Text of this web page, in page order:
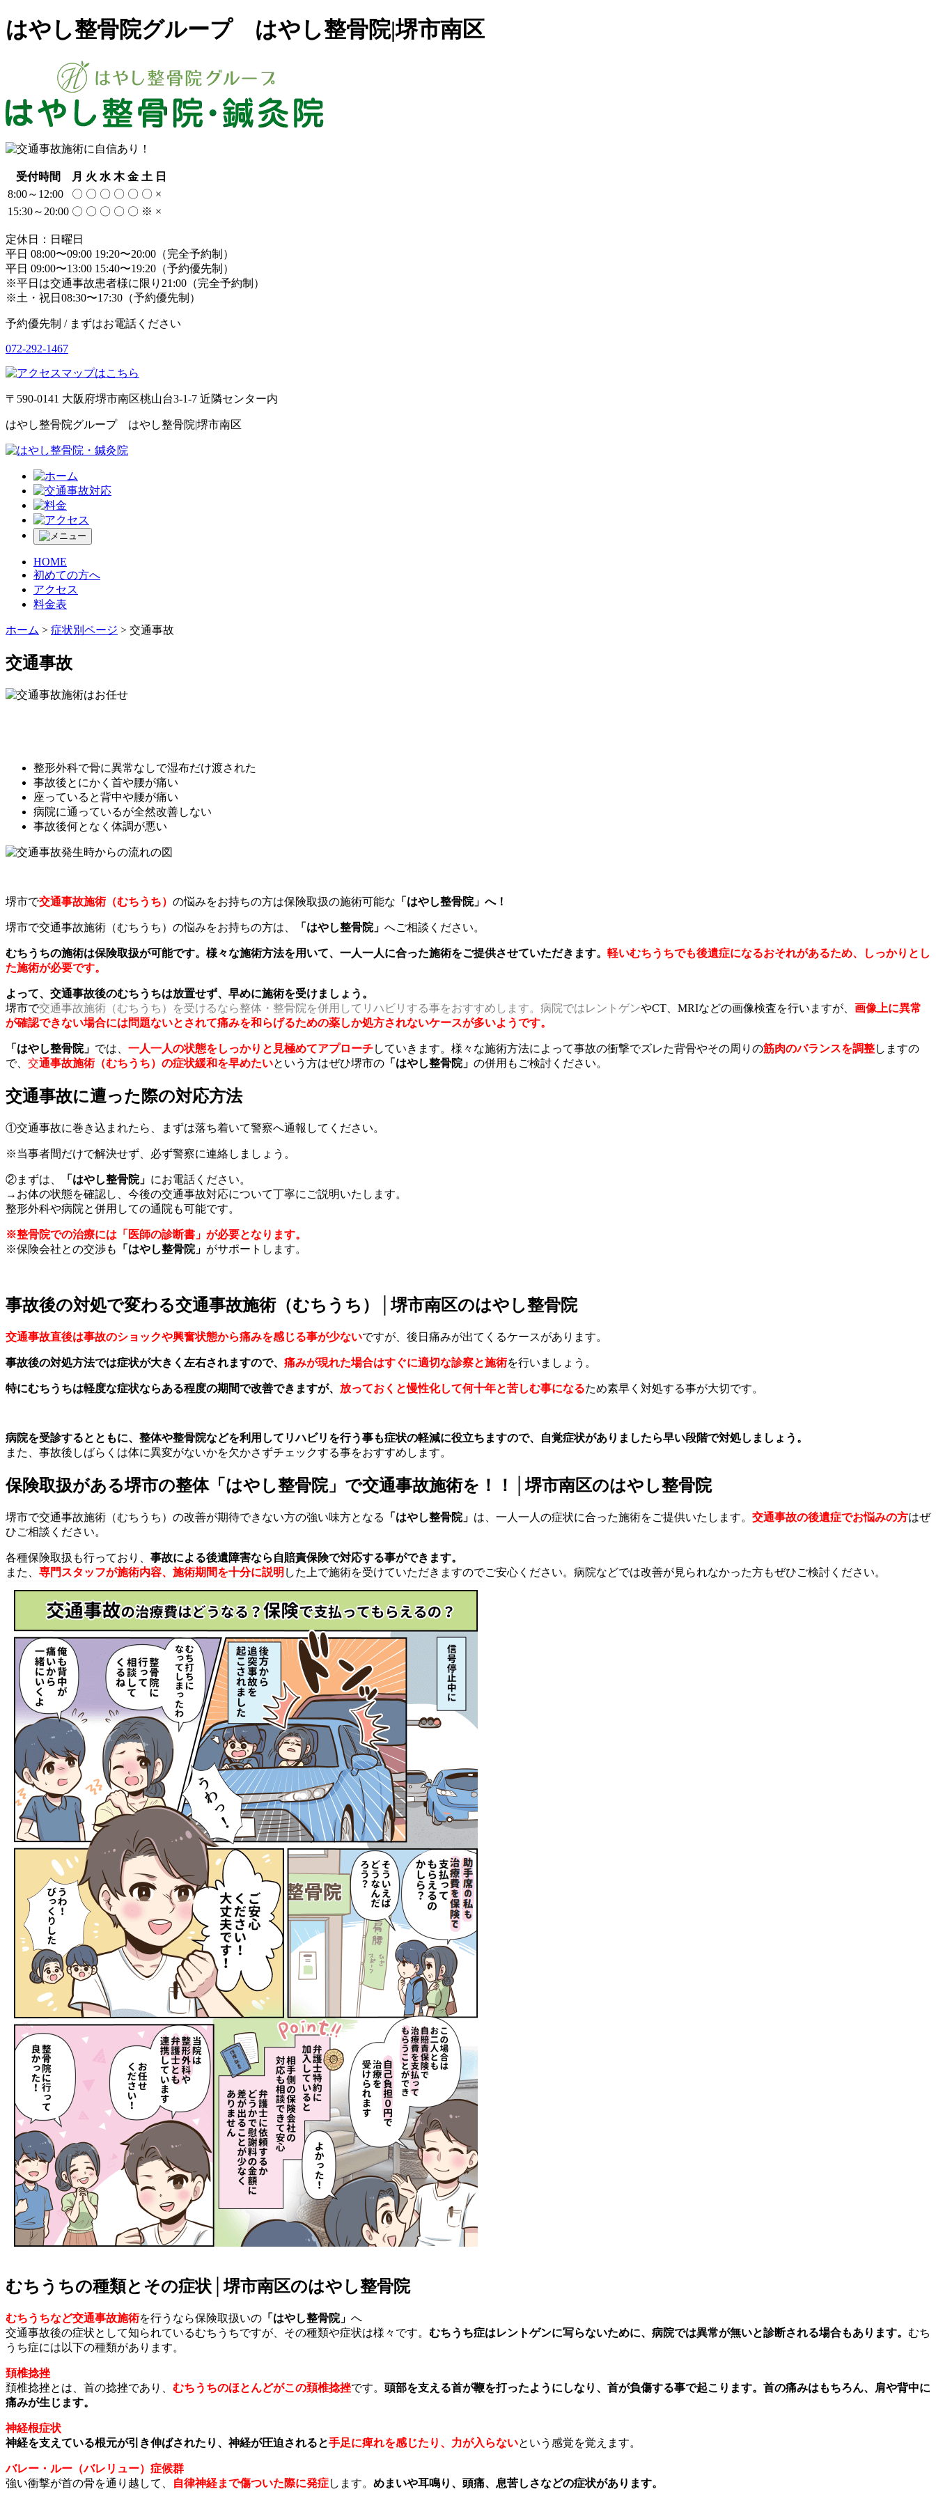
はやし整骨院グループ はやし整骨院|堺市南区
受付時間 月 火 水 木 金 土 日
8:00～12:00
〇 〇 〇 〇 〇 〇 ×
15:30～20:00 〇 〇 〇 〇 〇 ※ ×
定休日：日曜日
平日 08:00〜09:00 19:20〜20:00（完全予約制）
平日 09:00〜13:00 15:40〜19:20（予約優先制）
※平日は交通事故患者様に限り21:00（完全予約制）
※土・祝日08:30〜17:30（予約優先制）
予約優先制 / まずはお電話ください
072-292-1467
〒590-0141 大阪府堺市南区桃山台3-1-7 近隣センター内
はやし整骨院グループ はやし整骨院|堺市南区
HOME
初めての方へ
アクセス
料金表
ホーム > 症状別ページ > 交通事故
交通事故
整形外科で骨に異常なしで湿布だけ渡された
事故後とにかく首や腰が痛い
座っていると背中や腰が痛い
病院に通っているが全然改善しない
事故後何となく体調が悪い
堺市で交通事故施術（むちうち） の悩みをお持ちの方は保険取扱の施術可能な 「はやし整骨院」へ！
堺市で交通事故施術（むちうち）の悩みをお持ちの方は、 「はやし整骨院」 へご相談ください。
むちうちの施術は保険取扱が可能です。様々な施術方法を用いて、一人一人に合った施術をご提供させていただきます。 軽いむちうちでも後遺症になるおそれがあるため、しっかりとし
た施術が必要です。
よって、交通事故後のむちうちは放置せず、早めに施術を受けましょう。
堺市で交通事故施術（むちうち）を受けるなら整体・整骨院を併用してリハビリする事をおすすめします。病院ではレントゲンやCT、MRIなどの画像検査を行いますが、 画像上に異常
が確認できない場合には問題ないとされて痛みを和らげるための薬しか処方されないケースが多いようです。
「はやし整骨院」 では、 一人一人の状態をしっかりと見極めてアプローチしていきます。様々な施術方法によって事故の衝撃でズレた背骨やその周りの筋肉のバランスを調整しますの
で、 交通事故施術（むちうち）の症状緩和を早めたいという方はぜひ堺市の 「はやし整骨院」 の併用もご検討ください。
交通事故に遭った際の対応方法
①交通事故に巻き込まれたら、まずは落ち着いて警察へ通報してください。
※当事者間だけで解決せず、必ず警察に連絡しましょう。
②まずは、 「はやし整骨院」 にお電話ください。
→お体の状態を確認し、今後の交通事故対応について丁寧にご説明いたします。
整形外科や病院と併用しての通院も可能です。
※整骨院での治療には「医師の診断書」が必要となります。
※保険会社との交渉も
「はやし整骨院」 がサポートします。
事故後の対処で変わる交通事故施術（むちうち）│堺市南区のはやし整骨院
交通事故直後は事故のショックや興奮状態から痛みを感じる事が少ないですが、後日痛みが出てくるケースがあります。
事故後の対処方法では症状が大きく左右されますので、 痛みが現れた場合はすぐに適切な診察と施術を行いましょう。
特にむちうちは軽度な症状ならある程度の期間で改善できますが、 放っておくと慢性化して何十年と苦しむ事になるため素早く対処する事が大切です。
病院を受診するとともに、整体や整骨院などを利用してリハビリを行う事も症状の軽減に役立ちますので、自覚症状がありましたら早い段階で対処しましょう。
また、事故後しばらくは体に異変がないかを欠かさずチェックする事をおすすめします。
保険取扱がある堺市の整体「はやし整骨院」で交通事故施術を！！│堺市南区のはやし整骨院
堺市で交通事故施術（むちうち）の改善が期待できない方の強い味方となる 「はやし整骨院」 は、一人一人の症状に合った施術をご提供いたします。 交通事故の後遺症でお悩みの方はぜ
ひご相談ください。
各種保険取扱も行っており、 事故による後遺障害なら自賠責保険で対応する事ができます。
また、 専門スタッフが施術内容、施術期間を十分に説明 した上で施術を受けていただきますのでご安心ください。病院などでは改善が見られなかった方もぜひご検討ください。
むちうちの種類とその症状│堺市南区のはやし整骨院
むちうちなど交通事故施術を行うなら保険取扱いの 「はやし整骨院」 へ
交通事故後の症状として知られているむちうちですが、その種類や症状は様々です。 むちうち症はレントゲンに写らないために、病院では異常が無いと診断される場合もあります。 むち
うち症には以下の種類があります。
頚椎捻挫
頚椎捻挫とは、首の捻挫であり、 むちうちのほとんどがこの頚椎捻挫です。 頭部を支える首が鞭を打ったようにしなり、首が負傷する事で起こります。首の痛みはもちろん、肩や背中に
痛みが生じます。
神経根症状
神経を支えている根元が引き伸ばされたり、神経が圧迫されると手足に痺れを感じたり、力が入らないという感覚を覚えます。
バレー・ルー（バレリュー）症候群
強い衝撃が首の骨を通り越して、
自律神経まで傷ついた際に発症します。 めまいや耳鳴り、頭痛、息苦しさなどの症状があります。